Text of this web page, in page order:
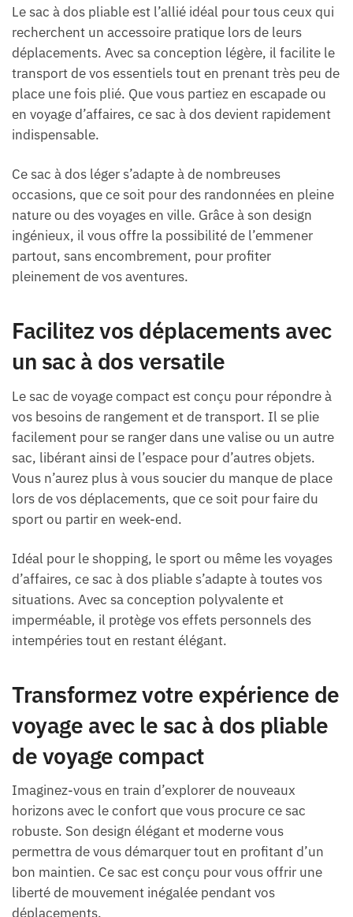
Le sac à dos pliable est l’allié idéal pour tous ceux qui
recherchent un accessoire pratique lors de leurs
déplacements. Avec sa conception légère, il facilite le
transport de vos essentiels tout en prenant très peu de
place une fois plié. Que vous partiez en escapade ou
en voyage d’affaires, ce sac à dos devient rapidement
indispensable.
Ce sac à dos léger s’adapte à de nombreuses
occasions, que ce soit pour des randonnées en pleine
nature ou des voyages en ville. Grâce à son design
ingénieux, il vous offre la possibilité de l’emmener
partout, sans encombrement, pour profiter
pleinement de vos aventures.
Facilitez vos déplacements avec
un sac à dos versatile
Le sac de voyage compact est conçu pour répondre à
vos besoins de rangement et de transport. Il se plie
facilement pour se ranger dans une valise ou un autre
sac, libérant ainsi de l’espace pour d’autres objets.
Vous n’aurez plus à vous soucier du manque de place
lors de vos déplacements, que ce soit pour faire du
sport ou partir en week-end.
Idéal pour le shopping, le sport ou même les voyages
d’affaires, ce sac à dos pliable s’adapte à toutes vos
situations. Avec sa conception polyvalente et
imperméable, il protège vos effets personnels des
intempéries tout en restant élégant.
Transformez votre expérience de
voyage avec le sac à dos pliable
de voyage compact
Imaginez-vous en train d’explorer de nouveaux
horizons avec le confort que vous procure ce sac
robuste. Son design élégant et moderne vous
permettra de vous démarquer tout en profitant d’un
bon maintien. Ce sac est conçu pour vous offrir une
liberté de mouvement inégalée pendant vos
déplacements.